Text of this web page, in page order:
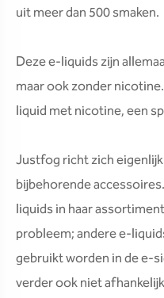
uit meer dan 500 smaken.
Deze e-liquids zijn
maar ook zonder
liquid met nicotine, een
Justfog richt zich
bijbehorende
liquids in haar
probleem; andere e-
gebruikt worden in de e-
verder ook niet